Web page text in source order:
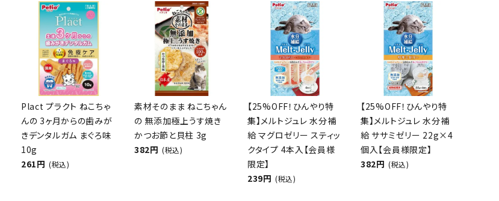
Plact プラクト ねこちゃ
んの 3ヶ月からの歯みが
きデンタルガム まぐろ味
10g
261円 (税込)
素材そのまま ねこちゃん
の 無添加極上うす焼き
かつお節と貝柱 3g
382円 (税込)
【25%OFF！ひんやり特
集】メルトジュレ 水分補
給 マグロゼリー スティッ
クタイプ 4本入【会員様
限定】
239円 (税込)
【25%OFF！ひんやり特
集】メルトジュレ 水分補
給 ササミゼリー 22g×4
個入【会員様限定】
382円 (税込)